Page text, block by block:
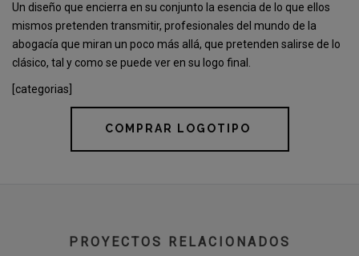
Un diseño que encierra en su conjunto la esencia de lo que ellos
mismos pretenden transmitir, profesionales del mundo de la
abogacía que miran un poco más allá, que pretenden salirse de lo
clásico, tal y como se puede ver en su logo final.
[categorias]
COMPRAR LOGOTIPO
PROYECTOS RELACIONADOS